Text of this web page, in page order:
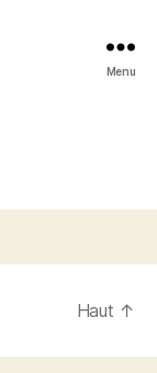
Menu
Haut ↑